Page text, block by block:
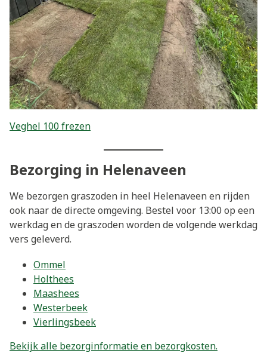
Veghel 100 frezen
Bezorging in Helenaveen
We bezorgen graszoden in heel Helenaveen en rijden
ook naar de directe omgeving. Bestel voor 13:00 op een
werkdag en de graszoden worden de volgende werkdag
vers geleverd.
Ommel
Holthees
Maashees
Westerbeek
Vierlingsbeek
Bekijk alle bezorginformatie en bezorgkosten.